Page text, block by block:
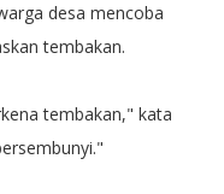
desa mencoba
tembakan.
tembakan," kata